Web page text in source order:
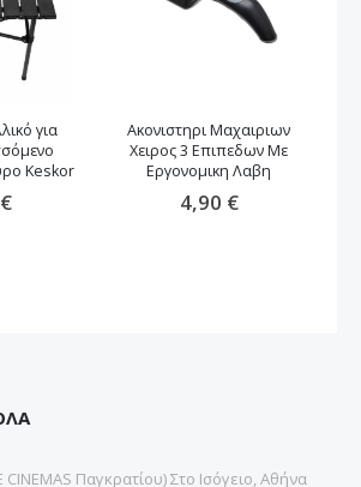
για
Keskor
Ακονιστηρι Μαχαιριων
Χειρος 3 Επιπεδων Με
Εργονομικη Λαβη
4,90 €
CINEMAS Παγκρατίου) Στο Ισόγειο, Αθήνα